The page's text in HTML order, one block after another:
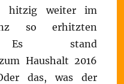
hitzig weiter im
so erhitzten
Es stand
Haushalt 2016
das, was der